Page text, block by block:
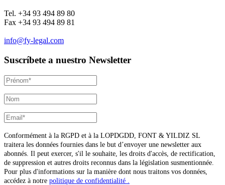
Tel. +34 93 494 89 80
Fax +34 93 494 89 81
info@fy-legal.com
Suscríbete a nuestro Newsletter
Conformément à la RGPD et à la LOPDGDD, FONT & YILDIZ SL
traitera les données fournies dans le but d’envoyer une newsletter aux
abonnés. Il peut exercer, s'il le souhaite, les droits d'accès, de rectification,
de suppression et autres droits reconnus dans la législation susmentionnée.
Pour plus d'informations sur la manière dont nous traitons vos données,
accédez à notre politique de confidentialité .